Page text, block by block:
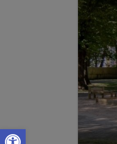
Open toolbar